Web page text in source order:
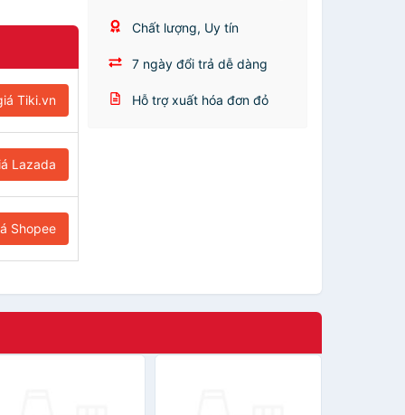
Tiki.vn
Lazada
Shopee
Chất lượng, Uy tín
7 ngày đổi trả dễ dàng
Hỗ trợ xuất hóa đơn đỏ